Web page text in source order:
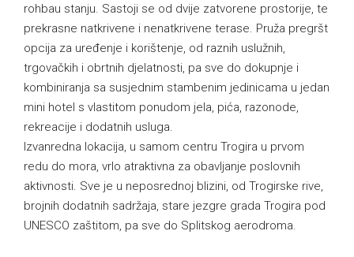
rohbau stanju. Sastoji se od dvije zatvorene prostorije, te
prekrasne natkrivene i nenatkrivene terase. Pruža pregršt
opcija za uređenje i korištenje, od raznih uslužnih,
trgovačkih i obrtnih djelatnosti, pa sve do dokupnje i
kombiniranja sa susjednim stambenim jedinicama u jedan
mini hotel s vlastitom ponudom jela, pića, razonode,
rekreacije i dodatnih usluga.
Izvanredna lokacija, u samom centru Trogira u prvom
redu do mora, vrlo atraktivna za obavljanje poslovnih
aktivnosti. Sve je u neposrednoj blizini, od Trogirske rive,
brojnih dodatnih sadržaja, stare jezgre grada Trogira pod
UNESCO zaštitom, pa sve do Splitskog aerodroma.